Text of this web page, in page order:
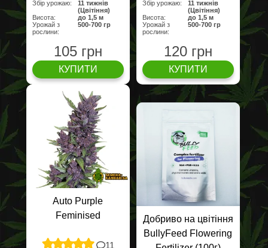
Збір урожаю:
11 тижнів
(Цвітіння)
Висота:
до 1,5 м
Урожай з
рослини:
500-700 гр
105 грн
КУПИТИ
Збір урожаю:
11 тижнів
(Цвітіння)
Висота:
до 1,5 м
Урожай з
рослини:
500-700 гр
120 грн
КУПИТИ
Auto Purple
Feminised
11
Добриво на цвітіння
BullyFeed Flowering